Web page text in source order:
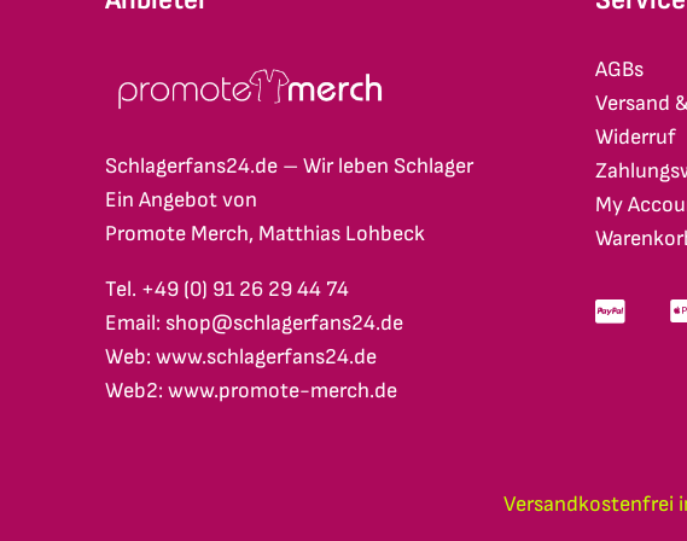
Schlagerfans24.de – Wir leben Schlager
Ein Angebot von
Promote Merch, Matthias Lohbeck
Tel. +49 (0) 91 26 29 44 74
Email: shop@schlagerfans24.de
Web: www.schlagerfans24.de
Web2: www.promote-merch.de
AGBs
Versand
Widerruf
My
Versandkostenfrei